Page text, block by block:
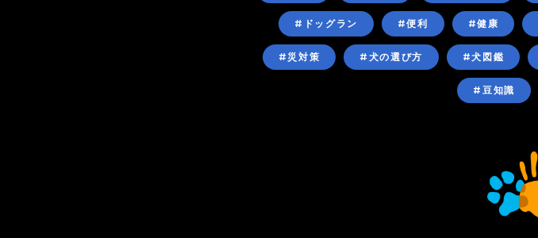
#ドッグラン #便利 #健康
#災対策 #犬の選び方 #犬図鑑
#豆知識